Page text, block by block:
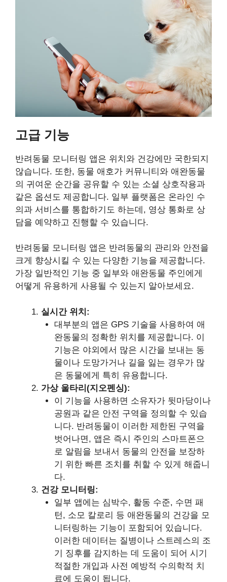
고급 기능
반려동물 모니터링 앱은 위치와 건강에만 국한되지
않습니다. 또한, 동물 애호가 커뮤니티와 애완동물
의 귀여운 순간을 공유할 수 있는 소셜 상호작용과
같은 옵션도 제공합니다. 일부 플랫폼은 온라인 수
의과 서비스를 통합하기도 하는데, 영상 통화로 상
담을 예약하고 진행할 수 있습니다.
반려동물 모니터링 앱은 반려동물의 관리와 안전을
크게 향상시킬 수 있는 다양한 기능을 제공합니다.
가장 일반적인 기능 중 일부와 애완동물 주인에게
어떻게 유용하게 사용될 수 있는지 알아보세요.
실시간 위치:
대부분의 앱은 GPS 기술을 사용하여 애
완동물의 정확한 위치를 제공합니다. 이
기능은 야외에서 많은 시간을 보내는 동
물이나 도망가거나 길을 잃는 경우가 많
은 동물에게 특히 유용합니다.
가상 울타리(지오펜싱):
이 기능을 사용하면 소유자가 뒷마당이나
공원과 같은 안전 구역을 정의할 수 있습
니다. 반려동물이 이러한 제한된 구역을
벗어나면, 앱은 즉시 주인의 스마트폰으
로 알림을 보내서 동물의 안전을 보장하
기 위한 빠른 조치를 취할 수 있게 해줍니
다.
건강 모니터링:
일부 앱에는 심박수, 활동 수준, 수면 패
턴, 소모 칼로리 등 애완동물의 건강을 모
니터링하는 기능이 포함되어 있습니다.
이러한 데이터는 질병이나 스트레스의 조
기 징후를 감지하는 데 도움이 되어 시기
적절한 개입과 사전 예방적 수의학적 치
료에 도움이 됩니다.